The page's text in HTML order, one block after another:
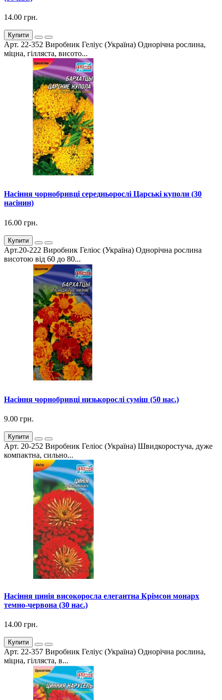
14.00 грн.
Купити
Арт. 22-352 Виробник Геліус (Україна) Однорічна рослина,
міцна, гілляста, висото...
Насіння чорнобривці середньорослі Царські куполи (30
насінин)
16.00 грн.
Купити
Арт.20-222 Виробник Геліос (Україна) Однорічна рослина
висотою від 60 до 80...
Насіння чорнобривці низькорослі суміш (50 нас.)
9.00 грн.
Купити
Арт. 20-252 Виробник Геліос (Україна) Швидкоростуча, дуже
компактна, сильно...
Насіння цинія високоросла елегантна Крімсон монарх
темно-червона (30 нас.)
14.00 грн.
Купити
Арт. 22-357 Виробник Геліус (Україна) Однорічна рослина,
міцна, гілляста, в...